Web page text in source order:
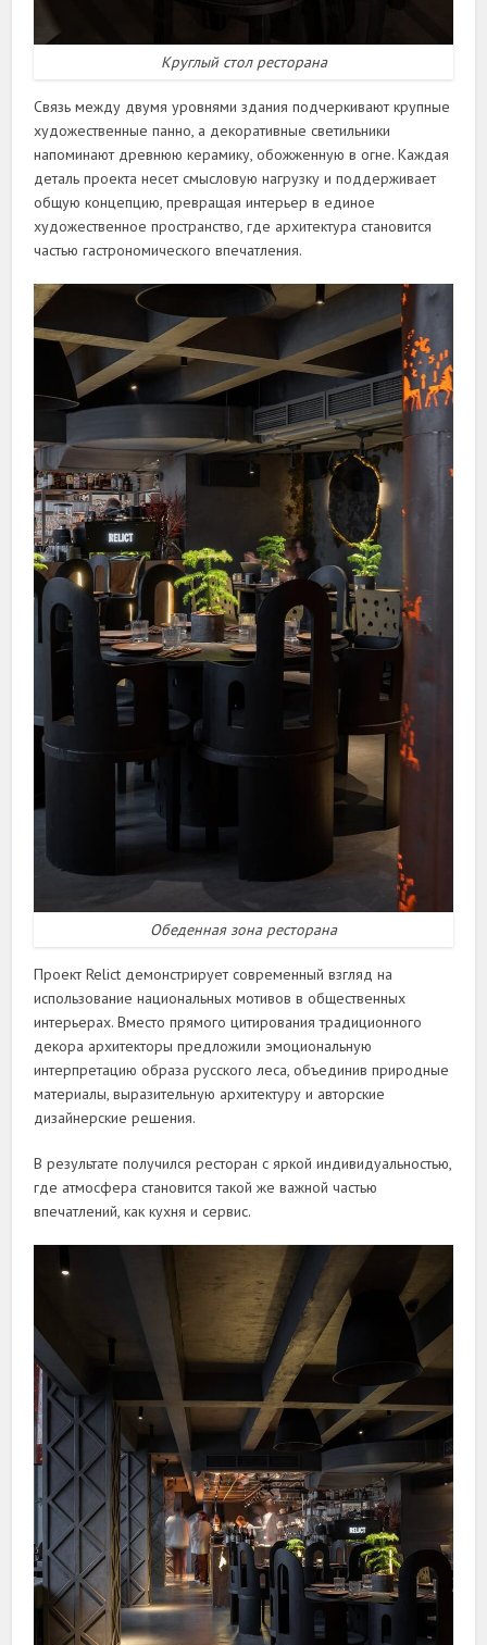
Круглый стол ресторана
Связь между двумя уровнями здания подчеркивают крупные
художественные панно, а декоративные светильники
напоминают древнюю керамику, обожженную в огне. Каждая
деталь проекта несет смысловую нагрузку и поддерживает
общую концепцию, превращая интерьер в единое
художественное пространство, где архитектура становится
частью гастрономического впечатления.
Обеденная зона ресторана
Проект Relict демонстрирует современный взгляд на
использование национальных мотивов в общественных
интерьерах. Вместо прямого цитирования традиционного
декора архитекторы предложили эмоциональную
интерпретацию образа русского леса, объединив природные
материалы, выразительную архитектуру и авторские
дизайнерские решения.
В результате получился ресторан с яркой индивидуальностью,
где атмосфера становится такой же важной частью
впечатлений, как кухня и сервис.